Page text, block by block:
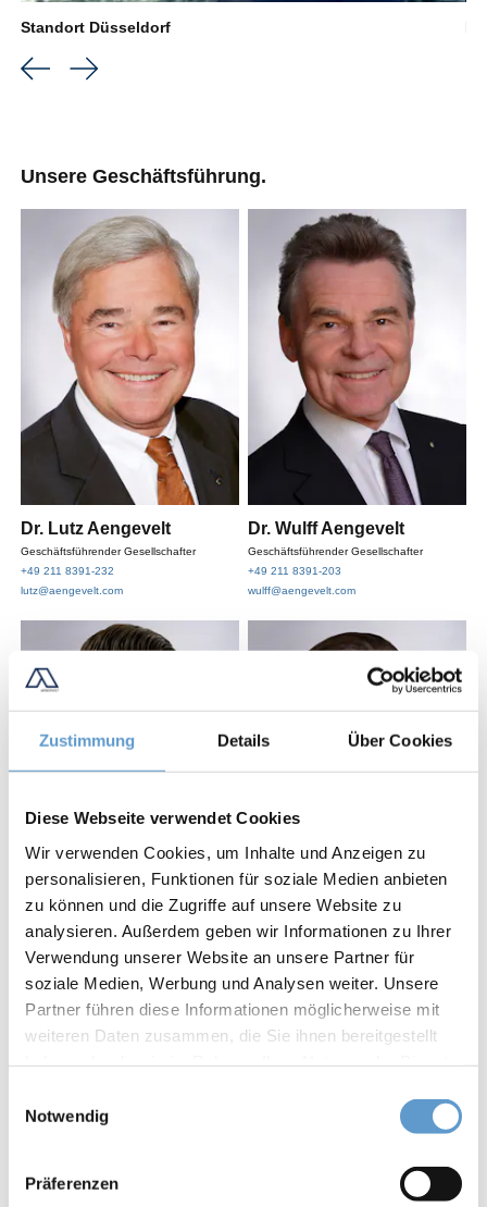
Zustimmung Details Über Cookies
Diese Webseite verwendet Cookies
Wir verwenden Cookies, um Inhalte und Anzeigen zu
personalisieren, Funktionen für soziale Medien anbieten
zu können und die Zugriffe auf unsere Website zu
analysieren. Außerdem geben wir Informationen zu Ihrer
Verwendung unserer Website an unsere Partner für
soziale Medien, Werbung und Analysen weiter. Unsere
Partner führen diese Informationen möglicherweise mit
weiteren Daten zusammen, die Sie ihnen bereitgestellt
Notwendig
Präferenzen
Standort Düsseldorf
Unsere Geschäftsführung.
Dr. Lutz Aengevelt
Geschäftsführender Gesellschafter
+49 211 8391-232
lutz@aengevelt.com
Dr. Wulff Aengevelt
Geschäftsführender Gesellschafter
+49 211 8391-203
wulff@aengevelt.com
Mark Aengevelt
Geschäftsführender Gesellschafter
+49 211 8391-236
mark@aengevelt.com
Chiara Aengevelt
Geschäftsführende Gesellschafterin
+49 30 20193-137
chiara@aengevelt.com